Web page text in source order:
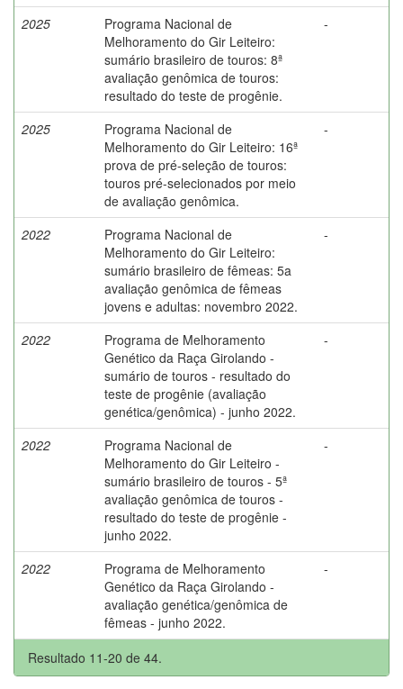
2025
Programa Nacional de
Melhoramento do Gir Leiteiro:
sumário brasileiro de touros: 8ª
avaliação genômica de touros:
resultado do teste de progênie.
-
2025
Programa Nacional de
Melhoramento do Gir Leiteiro: 16ª
prova de pré-seleção de touros:
touros pré-selecionados por meio
de avaliação genômica.
-
2022
Programa Nacional de
Melhoramento do Gir Leiteiro:
sumário brasileiro de fêmeas: 5a
avaliação genômica de fêmeas
jovens e adultas: novembro 2022.
-
2022
Programa de Melhoramento
Genético da Raça Girolando -
sumário de touros - resultado do
teste de progênie (avaliação
genética/genômica) - junho 2022.
-
2022
Programa Nacional de
Melhoramento do Gir Leiteiro -
sumário brasileiro de touros - 5ª
avaliação genômica de touros -
resultado do teste de progênie -
junho 2022.
-
2022
Programa de Melhoramento
Genético da Raça Girolando -
avaliação genética/genômica de
fêmeas - junho 2022.
-
Resultado 11-20 de 44.